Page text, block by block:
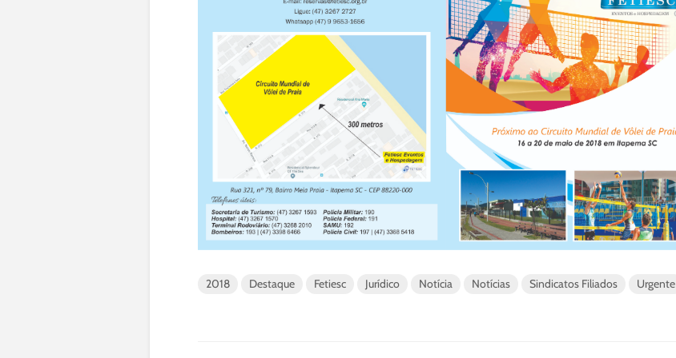
2018 Destaque Fetiesc Jurídico Notícia Notícias Sindicatos Filiados Urgente